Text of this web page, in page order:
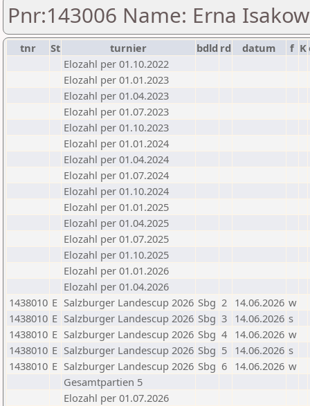
Pnr:143006 Name: Erna
tnr St turnier bdld rd datum f K
Elozahl per 01.10.2022
Elozahl per 01.01.2023
Elozahl per 01.04.2023
Elozahl per 01.07.2023
Elozahl per 01.10.2023
Elozahl per 01.01.2024
Elozahl per 01.04.2024
Elozahl per 01.07.2024
Elozahl per 01.10.2024
Elozahl per 01.01.2025
Elozahl per 01.04.2025
Elozahl per 01.07.2025
Elozahl per 01.10.2025
Elozahl per 01.01.2026
Elozahl per 01.04.2026
1438010 E Salzburger Landescup 2026 Sbg 2 14.06.2026 w
1438010 E Salzburger Landescup 2026 Sbg 3 14.06.2026 s
1438010 E Salzburger Landescup 2026 Sbg 4 14.06.2026 w
1438010 E Salzburger Landescup 2026 Sbg 5 14.06.2026 s
1438010 E Salzburger Landescup 2026 Sbg 6 14.06.2026 w
Gesamtpartien 5
Elozahl per 01.07.2026